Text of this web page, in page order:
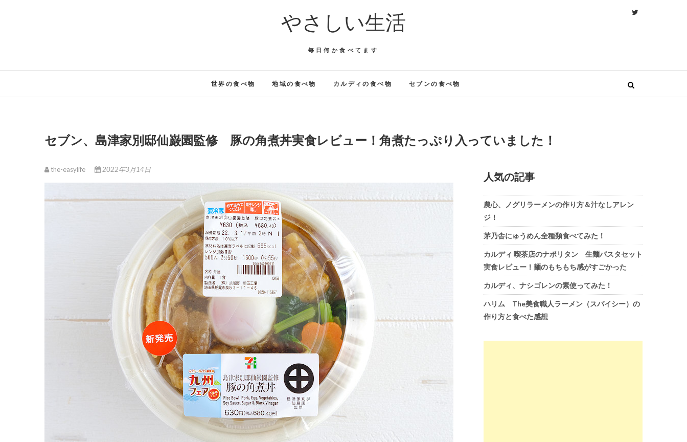
やさしい生活
毎日何か食べてます
世界の食べ物 地域の食べ物 カルディの食べ物 セブンの食べ物
セブン、島津家別邸仙巌園監修 豚の角煮丼実食レビュー！角煮たっぷり入っていました！
the-easylife 2022年3月14日
人気の記事
農心、ノグリラーメンの作り方＆汁なしアレン
ジ！
茅乃舎にゅうめん全種類食べてみた！
カルディ 喫茶店のナポリタン 生麺パスタセット
実食レビュー！麺のもちもち感がすごかった
カルディ、ナシゴレンの素使ってみた！
ハリム The美食職人ラーメン（スパイシー）の
作り方と食べた感想